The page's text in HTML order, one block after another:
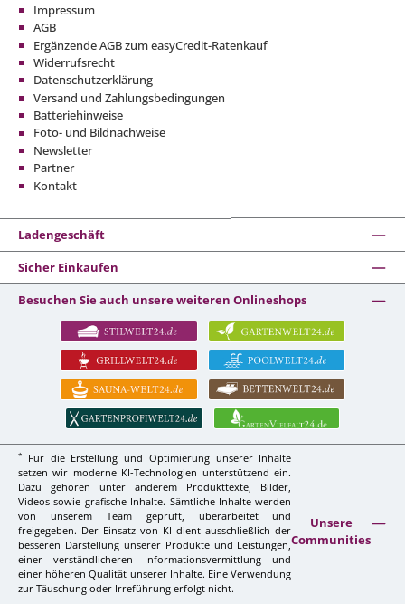
Impressum
AGB
Ergänzende AGB zum easyCredit-Ratenkauf
Widerrufsrecht
Datenschutzerklärung
Versand und Zahlungsbedingungen
Batteriehinweise
Foto- und Bildnachweise
Newsletter
Partner
Kontakt
Ladengeschäft
Sicher Einkaufen
Besuchen Sie auch unsere weiteren Onlineshops
*
Für die Erstellung und Optimierung unserer Inhalte
setzen wir moderne KI-Technologien unterstützend ein.
Dazu gehören unter anderem Produkttexte, Bilder,
Videos sowie grafische Inhalte. Sämtliche Inhalte werden
von unserem Team geprüft, überarbeitet und
freigegeben. Der Einsatz von KI dient ausschließlich der
besseren Darstellung unserer Produkte und Leistungen,
einer verständlicheren Informationsvermittlung und
einer höheren Qualität unserer Inhalte. Eine Verwendung
zur Täuschung oder Irreführung erfolgt nicht.
Unsere
Communities